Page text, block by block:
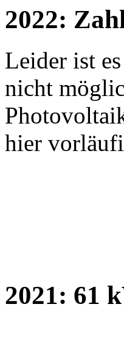
2022:
Leider ist
nicht
hier
2021: 61